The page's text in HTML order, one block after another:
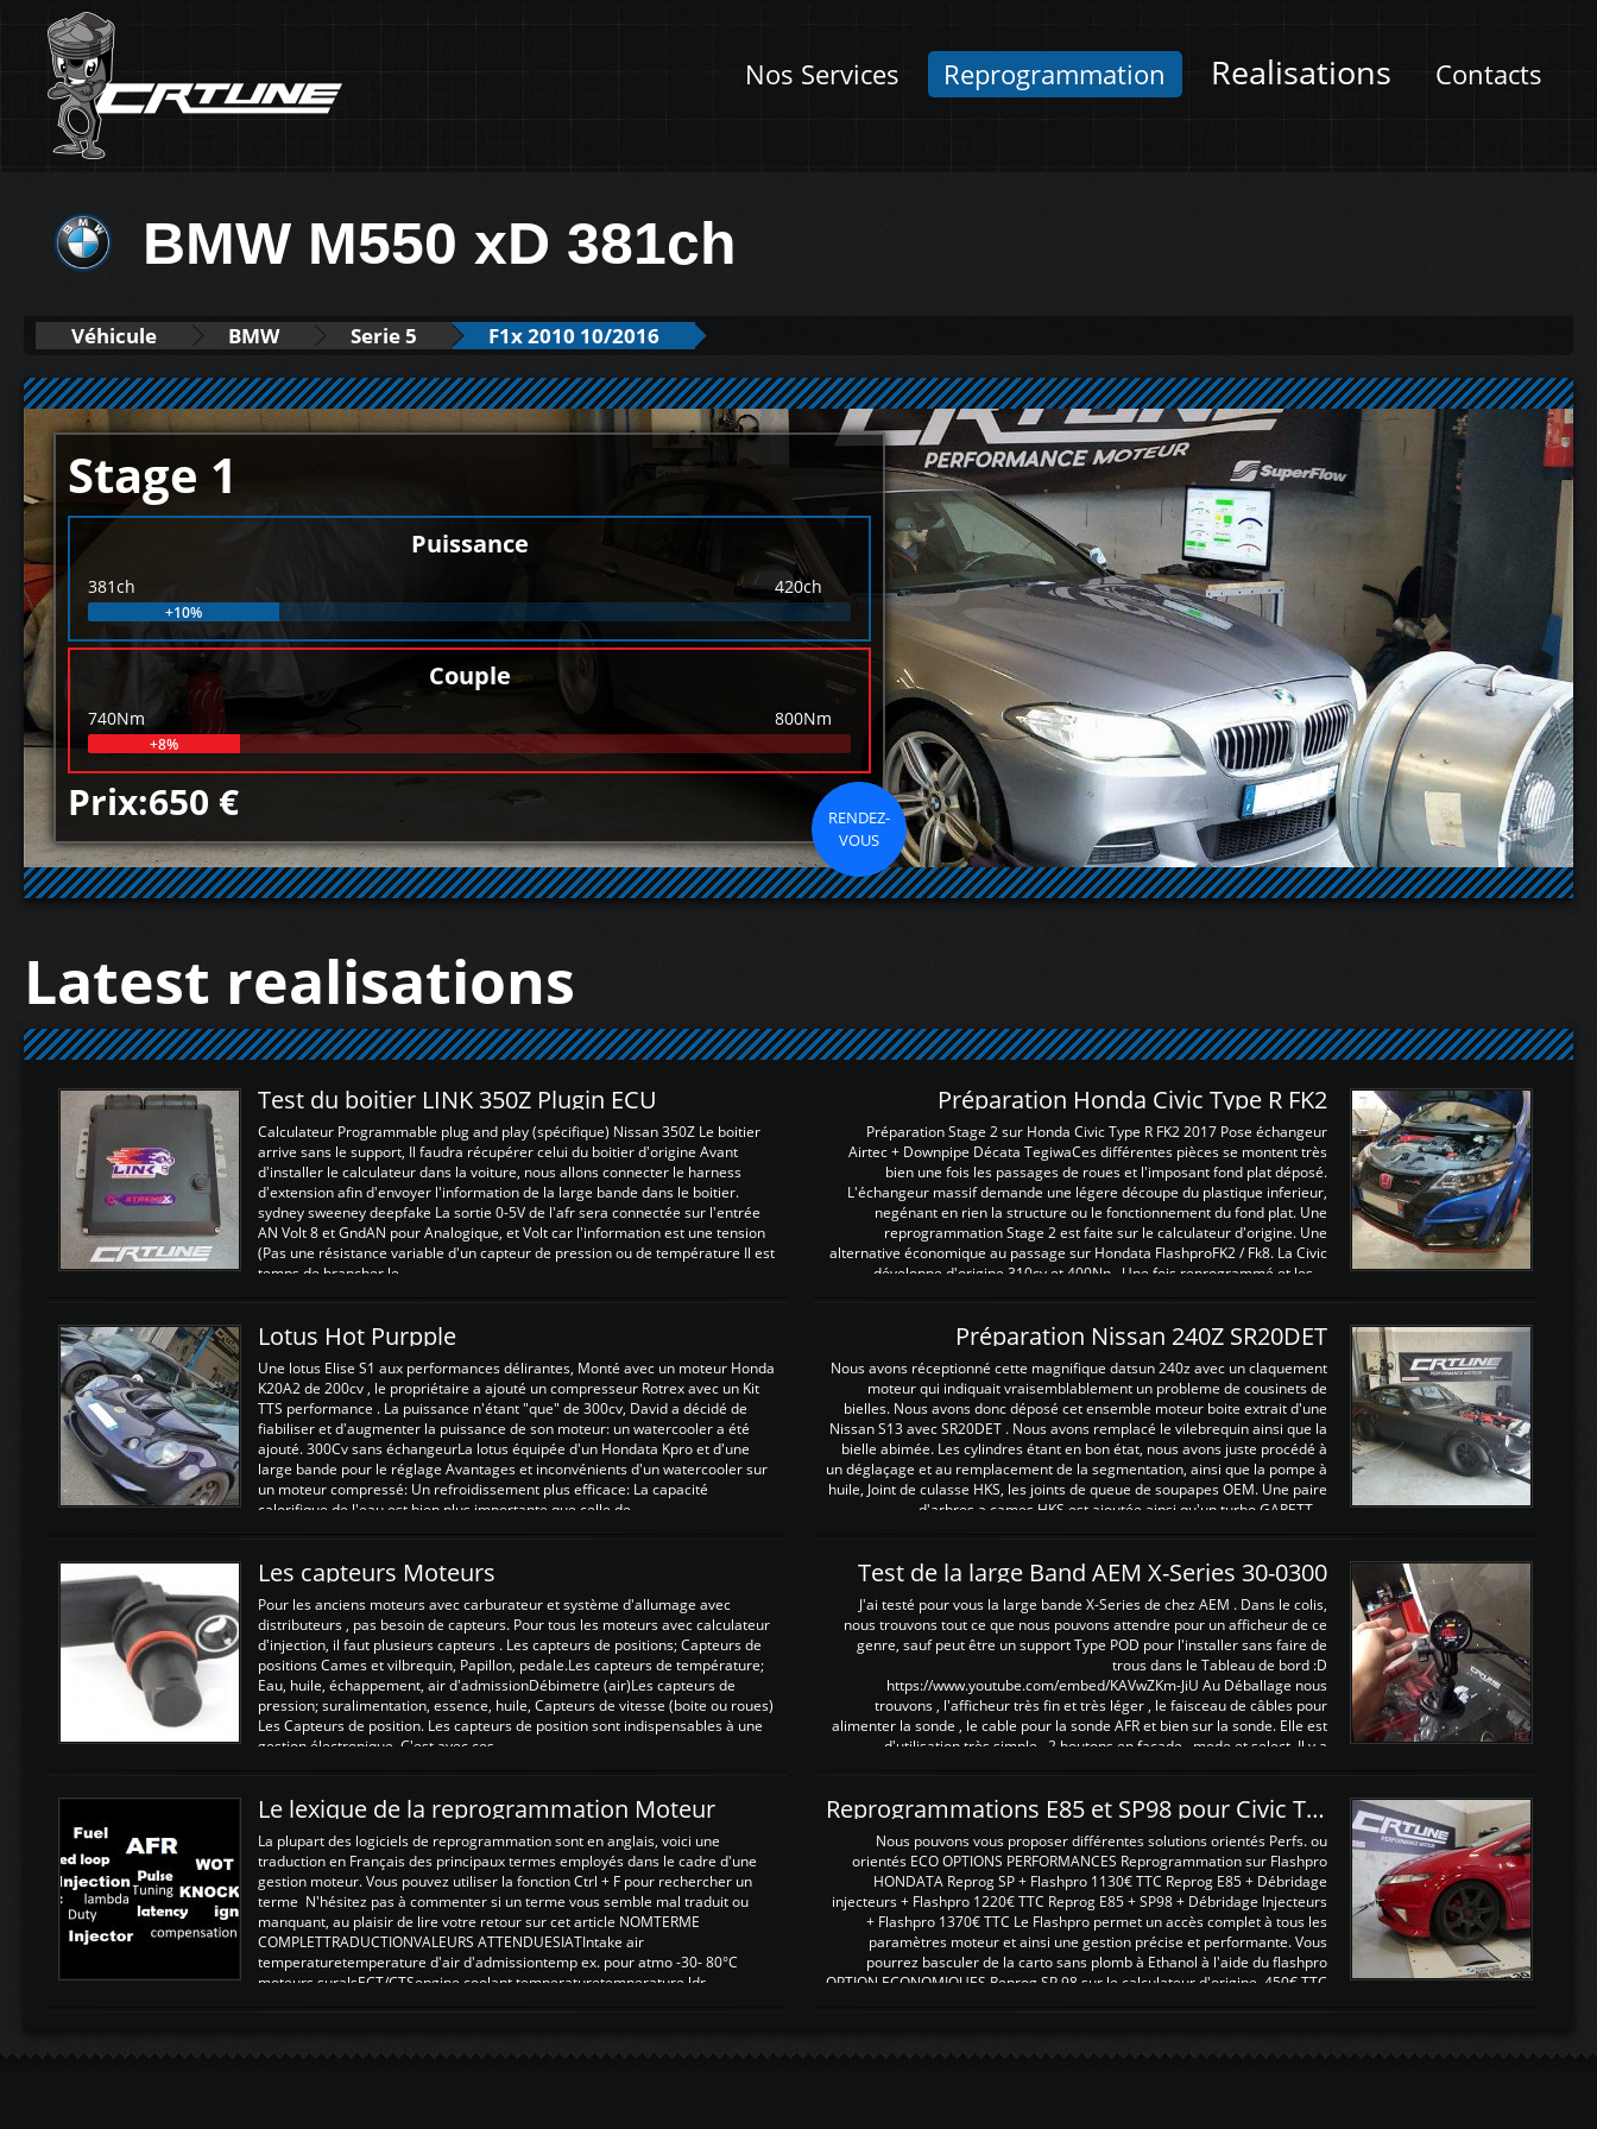
Nos Services Reprogrammation Realisations Contacts
BMW M550 xD 381ch
Véhicule BMW Serie 5 F1x 2010 10/2016
Stage 1
Puissance
381ch 420ch
+10%
Couple
740Nm 800Nm
+8%
Prix:650 €
RENDEZ-
VOUS
Latest realisations
Test du boitier LINK 350Z Plugin ECU
Calculateur Programmable plug and play (spécifique) Nissan 350Z Le boitier
arrive sans le support, Il faudra récupérer celui du boitier d'origine Avant
d'installer le calculateur dans la voiture, nous allons connecter le harness
d'extension afin d'envoyer l'information de la large bande dans le boitier.
sydney sweeney deepfake La sortie 0-5V de l'afr sera connectée sur l'entrée
AN Volt 8 et GndAN pour Analogique, et Volt car l'information est une tension
(Pas une résistance variable d'un capteur de pression ou de température Il est
temps de brancher le ...
Préparation Honda Civic Type R FK2
Préparation Stage 2 sur Honda Civic Type R FK2 2017 Pose échangeur
Airtec + Downpipe Décata TegiwaCes différentes pièces se montent très
bien une fois les passages de roues et l'imposant fond plat déposé.
L'échangeur massif demande une légere découpe du plastique inferieur,
negénant en rien la structure ou le fonctionnement du fond plat. Une
reprogrammation Stage 2 est faite sur le calculateur d'origine. Une
alternative économique au passage sur Hondata FlashproFK2 / Fk8. La Civic
développe d'origine 310cv et 400Nn , Une fois reprogrammé et les ...
Lotus Hot Purpple
Une lotus Elise S1 aux performances délirantes, Monté avec un moteur Honda
K20A2 de 200cv , le propriétaire a ajouté un compresseur Rotrex avec un Kit
TTS performance . La puissance n'étant "que" de 300cv, David a décidé de
fiabiliser et d'augmenter la puissance de son moteur: un watercooler a été
ajouté. 300Cv sans échangeurLa lotus équipée d'un Hondata Kpro et d'une
large bande pour le réglage Avantages et inconvénients d'un watercooler sur
un moteur compressé: Un refroidissement plus efficace: La capacité
calorifique de l'eau est bien plus importante que celle de ...
Préparation Nissan 240Z SR20DET
Nous avons réceptionné cette magnifique datsun 240z avec un claquement
moteur qui indiquait vraisemblablement un probleme de cousinets de
bielles. Nous avons donc déposé cet ensemble moteur boite extrait d'une
Nissan S13 avec SR20DET . Nous avons remplacé le vilebrequin ainsi que la
bielle abimée. Les cylindres étant en bon état, nous avons juste procédé à
un déglaçage et au remplacement de la segmentation, ainsi que la pompe à
huile, Joint de culasse HKS, les joints de queue de soupapes OEM. Une paire
d'arbres a cames HKS est ajoutée ainsi qu'un turbo GARETT ...
Les capteurs Moteurs
Pour les anciens moteurs avec carburateur et système d'allumage avec
distributeurs , pas besoin de capteurs. Pour tous les moteurs avec calculateur
d'injection, il faut plusieurs capteurs . Les capteurs de positions; Capteurs de
positions Cames et vilbrequin, Papillon, pedale.Les capteurs de température;
Eau, huile, échappement, air d'admissionDébimetre (air)Les capteurs de
pression; suralimentation, essence, huile, Capteurs de vitesse (boite ou roues)
Les Capteurs de position. Les capteurs de position sont indispensables à une
gestion électronique. C'est avec ces ...
Test de la large Band AEM X-Series 30-0300
J'ai testé pour vous la large bande X-Series de chez AEM . Dans le colis,
nous trouvons tout ce que nous pouvons attendre pour un afficheur de ce
genre, sauf peut être un support Type POD pour l'installer sans faire de
trous dans le Tableau de bord :D
https://www.youtube.com/embed/KAVwZKm-JiU Au Déballage nous
trouvons , l'afficheur très fin et très léger , le faisceau de câbles pour
alimenter la sonde , le cable pour la sonde AFR et bien sur la sonde. Elle est
d'utilisation très simple , 2 boutons en façade , mode et select. Il y a
Le lexique de la reprogrammation Moteur
La plupart des logiciels de reprogrammation sont en anglais, voici une
traduction en Français des principaux termes employés dans le cadre d'une
gestion moteur. Vous pouvez utiliser la fonction Ctrl + F pour rechercher un
terme N'hésitez pas à commenter si un terme vous semble mal traduit ou
manquant, au plaisir de lire votre retour sur cet article NOMTERME
COMPLETTRADUCTIONVALEURS ATTENDUESIATIntake air
temperaturetemperature d'air d'admissiontemp ex. pour atmo -30- 80°C
moteurs suralsECT/CTSengine coolant temperaturetemperature ldr
Reprogrammations E85 et SP98 pour Civic Type R FN2
Nous pouvons vous proposer différentes solutions orientés Perfs. ou
orientés ECO OPTIONS PERFORMANCES Reprogrammation sur Flashpro
HONDATA Reprog SP + Flashpro 1130€ TTC Reprog E85 + Débridage
injecteurs + Flashpro 1220€ TTC Reprog E85 + SP98 + Débridage Injecteurs
+ Flashpro 1370€ TTC Le Flashpro permet un accès complet à tous les
paramètres moteur et ainsi une gestion précise et performante. Vous
pourrez basculer de la carto sans plomb à Ethanol à l'aide du flashpro
OPTION ECONOMIQUES Reprog SP 98 sur le calculateur d'origine 450€ TTC